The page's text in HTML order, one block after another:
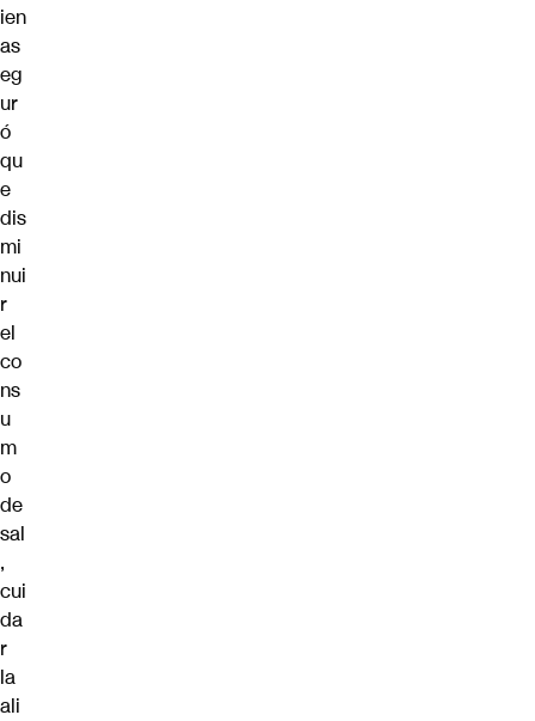
ien
as
eg
ur
ó
qu
e
dis
mi
nui
r
el
co
ns
u
m
o
de
sal
,
cui
da
r
la
ali